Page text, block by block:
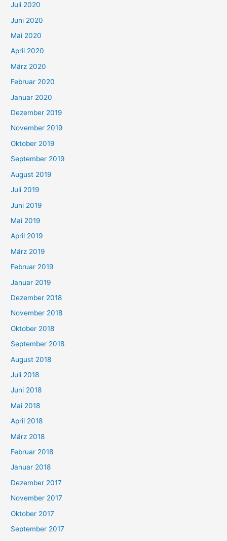
Juli 2020
Juni 2020
Mai 2020
April 2020
März 2020
Februar 2020
Januar 2020
Dezember 2019
November 2019
Oktober 2019
September 2019
August 2019
Juli 2019
Juni 2019
Mai 2019
April 2019
März 2019
Februar 2019
Januar 2019
Dezember 2018
November 2018
Oktober 2018
September 2018
August 2018
Juli 2018
Juni 2018
Mai 2018
April 2018
März 2018
Februar 2018
Januar 2018
Dezember 2017
November 2017
Oktober 2017
September 2017